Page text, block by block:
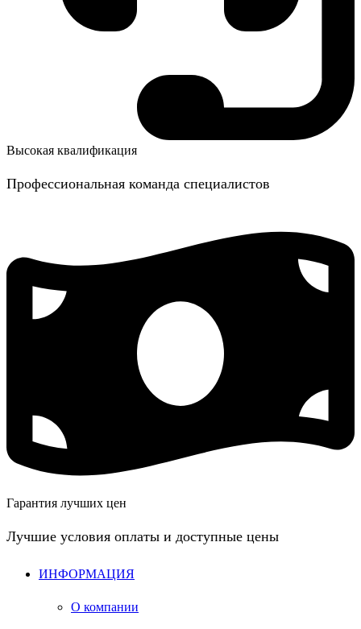
Высокая квалификация
Профессиональная команда специалистов
Гарантия лучших цен
Лучшие условия оплаты и доступные цены
ИНФОРМАЦИЯ
О компании